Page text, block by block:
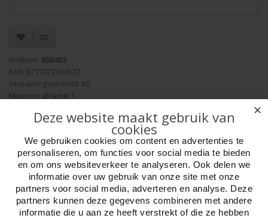
Artikelnr: 650403
EAN: 8717072004127
Verpakkingseenheid: 80
Minimum afname: 1
Aantal
✕
Deze website maakt gebruik van
cookies
We gebruiken cookies om content en advertenties te
personaliseren, om functies voor social media te bieden
en om ons websiteverkeer te analyseren. Ook delen we
informatie over uw gebruik van onze site met onze
partners voor social media, adverteren en analyse. Deze
partners kunnen deze gegevens combineren met andere
informatie die u aan ze heeft verstrekt of die ze hebben